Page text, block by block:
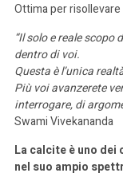
Ottima per
“Il solo e reale scopo
dentro di voi.
Questa è l’unica
Più voi avanzerete
interrogare, di
Swami Vivekananda
La calcite è uno
nel suo ampio